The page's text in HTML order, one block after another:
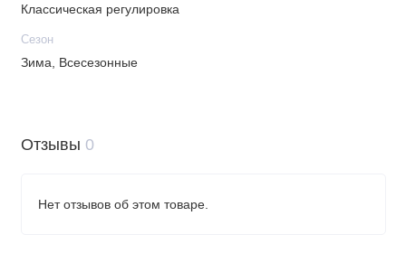
Классическая регулировка
Сезон
Зима, Всесезонные
Отзывы 0
Нет отзывов об этом товаре.